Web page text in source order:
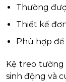
Thường
Thiết kế
Phù hợp
Kệ treo
sinh động và